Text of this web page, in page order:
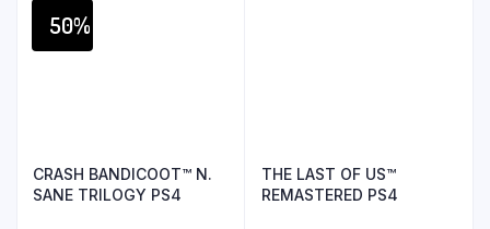
50%
CRASH BANDICOOT™ N.
SANE TRILOGY PS4
THE LAST OF US™
REMASTERED PS4